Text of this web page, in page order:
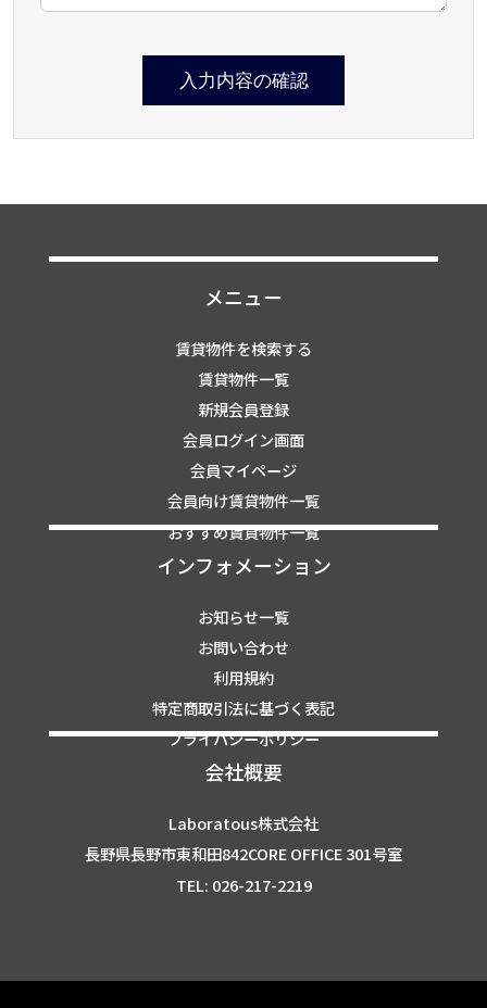
入力内容の確認
メニュー
賃貸物件を検索する
賃貸物件一覧
新規会員登録
会員ログイン画面
会員マイページ
会員向け賃貸物件一覧
おすすめ賃貸物件一覧
インフォメーション
お知らせ一覧
お問い合わせ
利用規約
特定商取引法に基づく表記
プライバシーポリシー
会社概要
Laboratous株式会社
長野県長野市東和田842CORE OFFICE 301号室
TEL: 026-217-2219